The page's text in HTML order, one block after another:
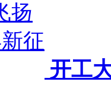
开工